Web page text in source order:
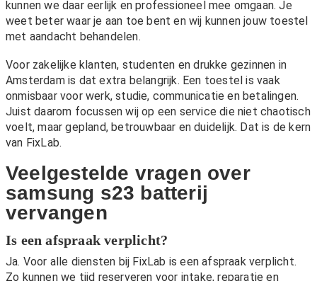
kunnen we daar eerlijk en professioneel mee omgaan. Je
weet beter waar je aan toe bent en wij kunnen jouw toestel
met aandacht behandelen.
Voor zakelijke klanten, studenten en drukke gezinnen in
Amsterdam is dat extra belangrijk. Een toestel is vaak
onmisbaar voor werk, studie, communicatie en betalingen.
Juist daarom focussen wij op een service die niet chaotisch
voelt, maar gepland, betrouwbaar en duidelijk. Dat is de kern
van FixLab.
Veelgestelde vragen over
samsung s23 batterij
vervangen
Is een afspraak verplicht?
Ja. Voor alle diensten bij FixLab is een afspraak verplicht.
Zo kunnen we tijd reserveren voor intake, reparatie en